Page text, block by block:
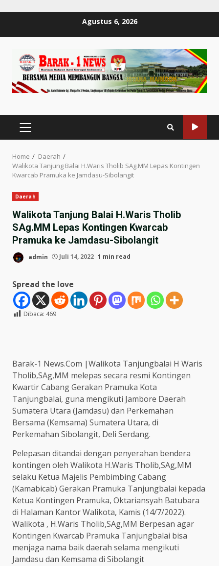
Agustus 6, 2026
PRIMARY
MENU
Home
Daerah
Walikota Tanjung Balai H.Waris Tholib SAg.MM Lepas Kontingen
Kwarcab Pramuka ke Jamdasu-Sibolangit
Daerah
Walikota Tanjung Balai H.Waris Tholib
SAg.MM Lepas Kontingen Kwarcab
Pramuka ke Jamdasu-Sibolangit
admin Juli 14, 2022 1 min read
Spread the love
Dibaca: 469
Barak-1 News.Com |Walikota Tanjungbalai H Waris
Tholib,SAg,MM melepas secara resmi Kontingen
Kwartir Cabang Gerakan Pramuka Kota
Tanjungbalai, guna mengikuti Jambore Daerah
Sumatera Utara (Jamdasu) dan Perkemahan
Bersama (Kemsama) Sumatera Utara, di
Perkemahan Sibolangit, Deli Serdang.
Pelepasan ditandai dengan penyerahan bendera
kontingen oleh Walikota H.Waris Tholib,SAg,MM
selaku Ketua Majelis Pembimbing Cabang
(Kamabicab) Gerakan Pramuka Tanjungbalai kepada
Ketua Kontingen Pramuka, Oktariansyah Batubara
di Halaman Kantor Walikota, Kamis (14/7/2022).
Walikota , H.Waris Tholib,SAg,MM Berpesan agar
Kontingen Kwarcab Pramuka Tanjungbalai bisa
menjaga nama baik daerah selama mengikuti
Jamdasu dan Kemsama di Sibolangit